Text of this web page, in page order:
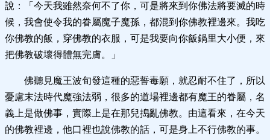
說：「今天我雖然奈何不了你，可是將來到你佛法將要滅的時
候，我會使令我的眷屬魔子魔孫，都混到你佛教裡邊來。我吃
你佛教的飯，穿佛教的衣服，可是我要向你飯鍋里大小便，來
把佛教破壞得體無完膚。」
佛聽見魔王波旬發這種的惡誓毒願，就忍耐不住了，所以
憂慮末法時代魔強法弱，很多的道場裡邊都有魔王的眷屬，名
義上是做佛事，實際上是在那兒搗亂佛教。由這看來，在今天
的佛教裡邊，他口裡也說佛教的話，可是身上不行佛教的事。